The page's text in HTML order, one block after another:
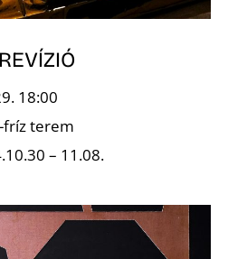
18:00
fríz terem
– 11.08.